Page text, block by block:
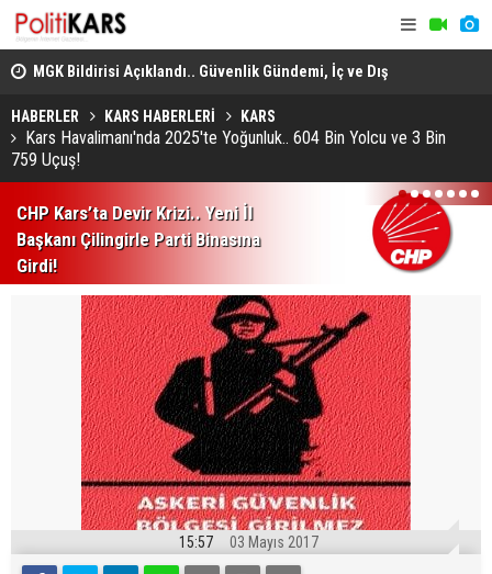
MGK Bildirisi Açıklandı.. Güvenlik Gündemi, İç ve Dış
Politika Başlıkları Değerlendirildi!
HABERLER KARS HABERLERİ KARS
Kars Havalimanı'nda 2025'te Yoğunluk.. 604 Bin Yolcu ve 3 Bin
759 Uçuş!
CHP Kars’ta Devir Krizi.. Yeni İl
Başkanı Çilingirle Parti Binasına
Girdi!
1 2 3 4 5 6 7
15:57 03 Mayıs 2017